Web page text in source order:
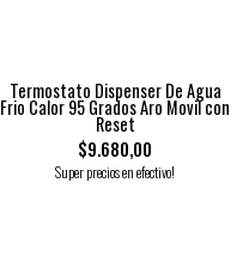
Termostato Dispenser De Agua
Frio Calor 95 Grados Aro Movil con
Reset
$9.680,00
Super precios en efectivo!